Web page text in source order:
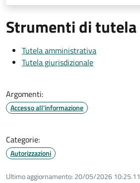
Strumenti di tutela
Tutela amministrativa
Tutela giurisdizionale
Argomenti:
Accesso all'informazione
Categorie:
Autorizzazioni
Ultimo aggiornamento: 20/05/2026 10:25.11